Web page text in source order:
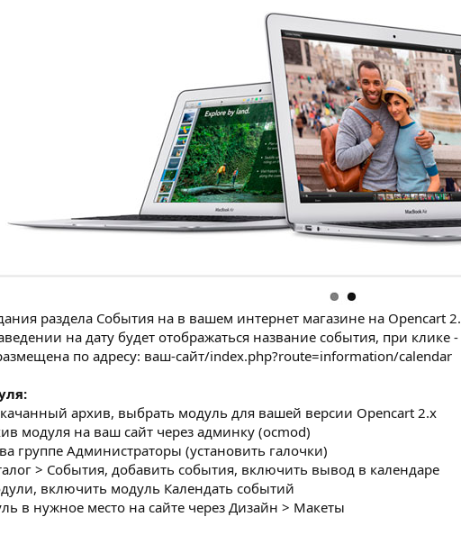
раздела События на в вашем интернет магазине на Opencart
на дату будет отображаться название события, при клике
по адресу: ваш-сайт/index.php?route=information/calendar
архив, выбрать модуль для вашей версии Opencart 2.x
модуля на ваш сайт через админку (ocmod)
группе Администраторы (установить галочки)
> События, добавить события, включить вывод в календаре
включить модуль Календать событий
в нужное место на сайте через Дизайн > Макеты